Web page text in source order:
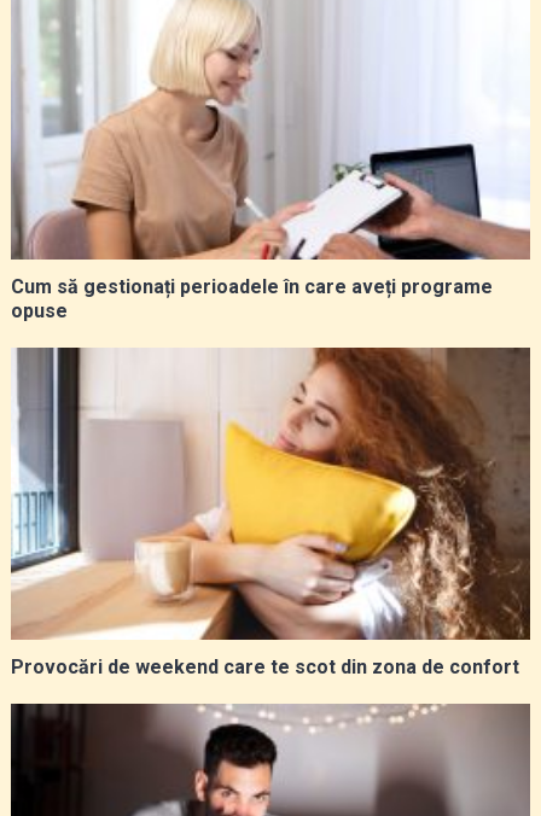
Cum să gestionați perioadele în care aveți programe
opuse
Provocări de weekend care te scot din zona de confort